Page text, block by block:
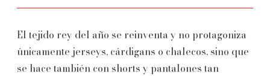
El tejido rey del año se reinventa y no protagoniza
únicamente jerseys, cárdigans o chalecos, sino que
se hace también con shorts y pantalones tan